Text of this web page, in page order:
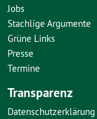
Jobs
Stachlige Argumente
Grüne Links
Presse
Termine
Transparenz
Datenschutzerklärung